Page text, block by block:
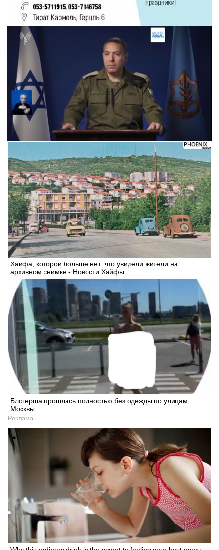
Следующее видео через 5 Отмена
Хайфа, которой больше нет: что увидели жители на
архивном снимке - Новости Хайфы
Блогерша прошлась полностью без одежды по улицам
Москвы
Реклама